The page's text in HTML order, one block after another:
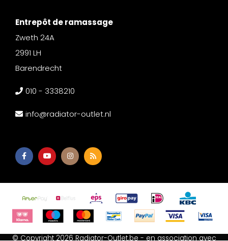
Entrepôt de ramassage
Zweth 24A
2991 LH
Barendrecht
010 - 3338210
info@radiator-outlet.nl
© Copyright 2026 Radiator-Outlet.be - en association avec